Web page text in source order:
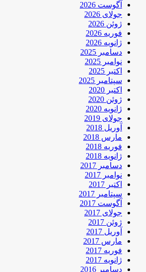
آگوست 2026
جولای 2026
ژوئن 2026
فوریه 2026
ژانویه 2026
دسامبر 2025
نوامبر 2025
اکتبر 2025
سپتامبر 2025
اکتبر 2020
ژوئن 2020
ژانویه 2020
جولای 2019
آوریل 2018
مارس 2018
فوریه 2018
ژانویه 2018
دسامبر 2017
نوامبر 2017
اکتبر 2017
سپتامبر 2017
آگوست 2017
جولای 2017
ژوئن 2017
آوریل 2017
مارس 2017
فوریه 2017
ژانویه 2017
دسامبر 2016